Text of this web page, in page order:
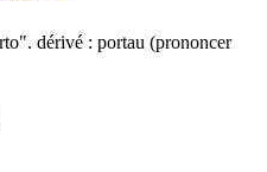
dérivé : portau (prononcer